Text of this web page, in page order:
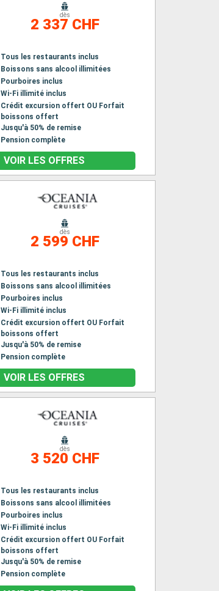
dès
2 337 CHF
Tous les restaurants inclus
Boissons sans alcool illimitées
Pourboires inclus
Wi-Fi illimité inclus
Crédit excursion offert OU Forfait
boissons offert
Jusqu'à 50% de remise
Pension complète
VOIR LES OFFRES
dès
2 599 CHF
Tous les restaurants inclus
Boissons sans alcool illimitées
Pourboires inclus
Wi-Fi illimité inclus
Crédit excursion offert OU Forfait
boissons offert
Jusqu'à 50% de remise
Pension complète
VOIR LES OFFRES
dès
3 520 CHF
Tous les restaurants inclus
Boissons sans alcool illimitées
Pourboires inclus
Wi-Fi illimité inclus
Crédit excursion offert OU Forfait
boissons offert
Jusqu'à 50% de remise
Pension complète